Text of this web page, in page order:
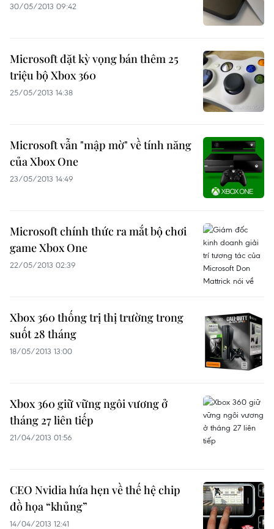
30/05/2013 09:42
Microsoft đặt kỳ vọng bán thêm 25
triệu bộ Xbox 360
25/05/2013 14:38
Microsoft vẫn "mập mờ" về tính năng
của Xbox One
23/05/2013 14:49
Microsoft chính thức ra mắt bộ chơi
game Xbox One
22/05/2013 02:39
Xbox 360 thống trị thị trường trong
suốt 28 tháng
18/05/2013 13:00
Xbox 360 giữ vững ngôi vương ở
tháng 27 liên tiếp
21/04/2013 01:56
CEO Nvidia hứa hẹn về thế hệ chip
đồ họa “khủng”
14/04/2013 12:41